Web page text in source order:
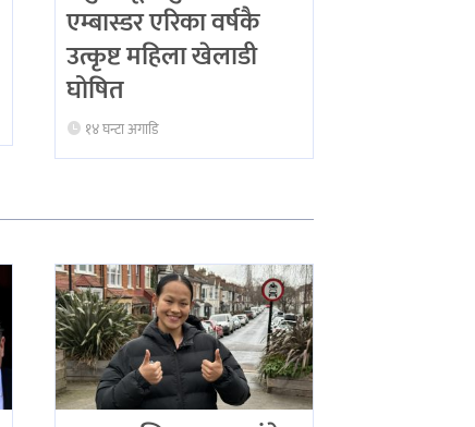
एम्बास्डर एरिका वर्षकै
उत्कृष्ट महिला खेलाडी
घोषित
१४ घन्टा अगाडि